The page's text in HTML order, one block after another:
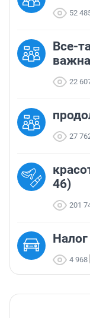
52
Все-
22
27
46)
201
4 968